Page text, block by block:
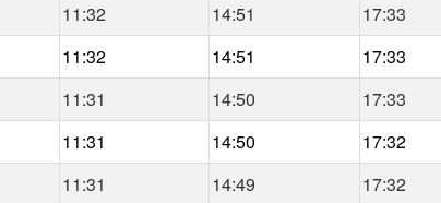
11:32 14:51 17:33
11:32 14:51 17:33
11:31 14:50 17:33
11:31 14:50 17:32
11:31 14:49 17:32